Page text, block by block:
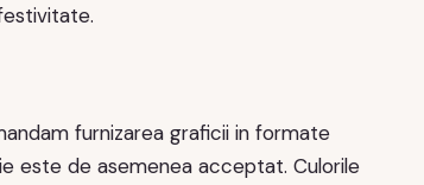
furnizarea graficii in formate
este de asemenea acceptat. Culorile